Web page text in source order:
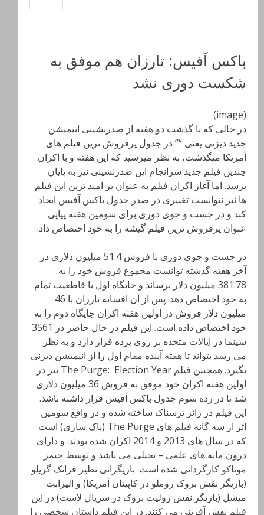
باکس آفیس: تارزان هم موفق به
شکست دوری نشد
(image)
در حالی که با گذشت دو هفته از صدرنشینی انیمیشن
جدید دیزنی یعنی “” در جدول پرفروش ترین فیلم های
آمریکا میگذشت، به نظر میرسید که این هفته و با اکران
چندین فیلم جدید سرانجام این صدرنشینی نیز به پایان
برسد. اما آغاز اکران فیلم به عنوان پر امید ترین این فیلم
ها نیز نتوانست تغییری در صدر جدول باکس آفیس ایجاد
کند و در جست و جوی دوری برای سومین هفته پیاپی
عنوان پرفروش ترین فیلم گیشه را به خود اختصاص داد.
در جست و جوی دوری با فروش 51.4 میلیون دلاری در
آخر هفته گذشته توانست مجموع فروش خود را به
381.78 میلیون دلار برساند و جایگاه اول با قاطعیت تمام
به خود اختصاص دهد. پس از آن افسانه تارزان با 46
میلیون دلار فروش در اولین هفته اکران جایگاه دوم را به
خود اختصاص داده است. این فیلم در حال حاضر در 3561
سینما در ایالات متحده بر روی پرده قرار دارد و به نظر
می رسد بتواند تا هفته آینده مقام اول را از انیمیشن دیزنی
بگیرد. همچنین فیلم The Purge: Election Year نیز در
اولین هفته اکران خود موفق به فروش 36 میلیون دلاری
شد تا در رده سوم جدول باکس آفیس قرار داشته باشد.
این فیلم در ژانر ترسناک ساخته شده و در واقع سومین
اثر از سه گانه فیلم های The Purge
(پاک سازی) است
که در سال های 2013 و 2014 اکران شده بودند. و دارای
درون مایه های علمی – تخیلی می باشد و توسط جیمز
موناکو کارگردانی شده است. بازیگرانی نظیر فرانک گریلو
(بازیگر نقش بروک روملو در کاپیتان آمریکا) و الیزابت
میشل (بازیگر نقش ژولیت بروک در سریال لاست) در این
فیلم نفش آفرینی می کنند. در این فیلم داستان شخصی را